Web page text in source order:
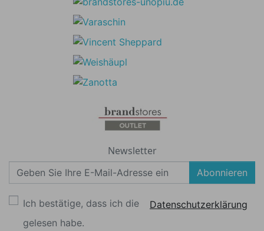
Newsletter
Abonnieren
Ich bestätige, dass ich die
Datenschutzerklärung
gelesen habe.